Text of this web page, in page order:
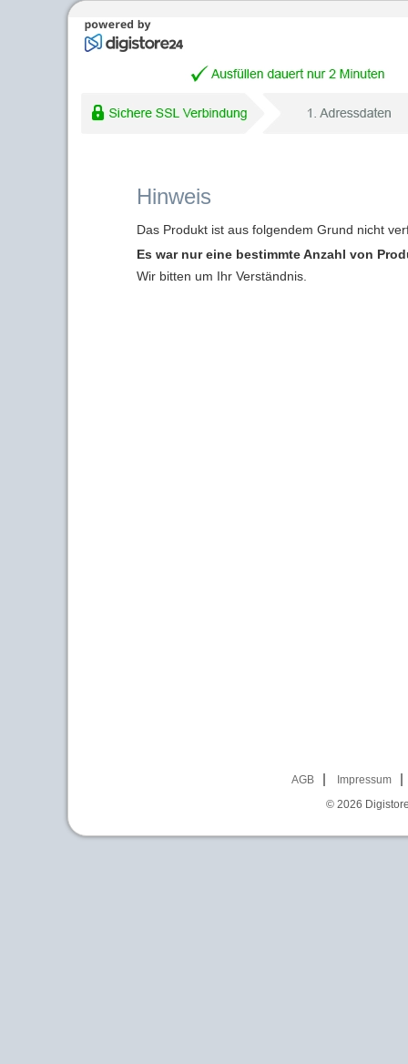
Hinweis
Das Produkt ist aus folgendem Grund nicht
Es war nur eine bestimmte Anzahl von
Wir bitten um Ihr Verständnis.
AGB
Impressum
© 2026